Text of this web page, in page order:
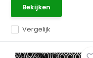
Vergelijk
Bekijken